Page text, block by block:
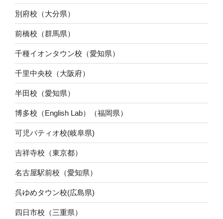
別府校（大分県）
前橋校（群馬県）
千種イオンタウン校（愛知県）
千里中央校（大阪府）
半田校（愛知県）
博多校（English Lab）（福岡県）
可児パティオ校(岐阜県)
吉祥寺校（東京都）
名古屋駅前校（愛知県）
呉ゆめタウン校(広島県)
四日市校（三重県）